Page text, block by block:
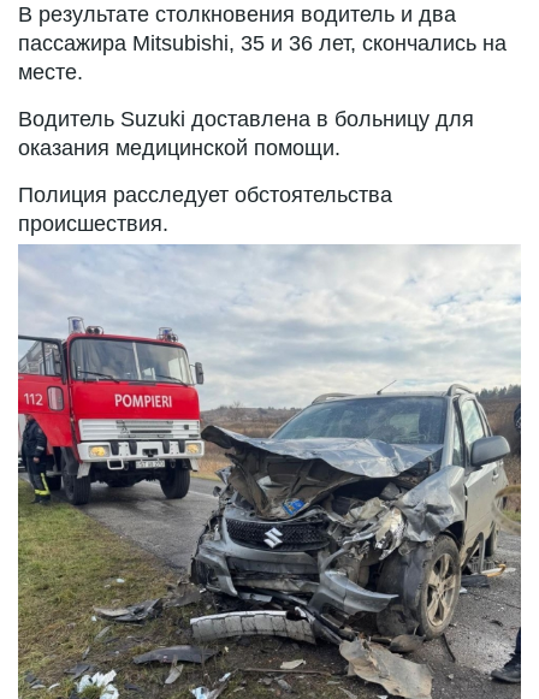
В результате столкновения водитель и два
пассажира Mitsubishi, 35 и 36 лет, скончались на
месте.
Водитель Suzuki доставлена в больницу для
оказания медицинской помощи.
Полиция расследует обстоятельства
происшествия.